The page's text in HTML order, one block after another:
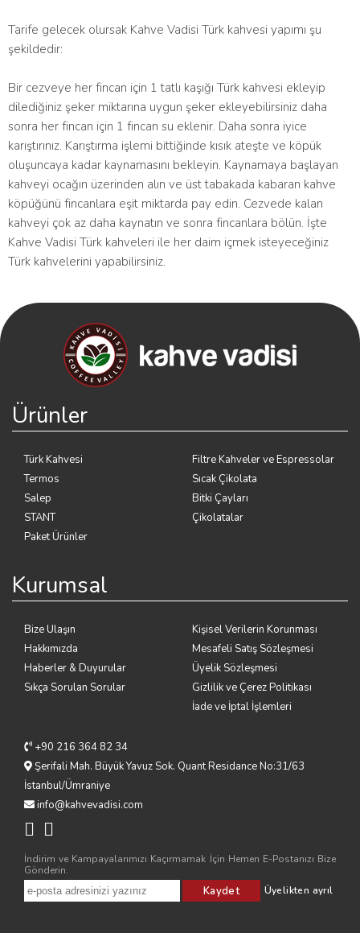
Tarife gelecek olursak Kahve Vadisi Türk kahvesi yapımı şu
şekildedir:
Bir cezveye her fincan için 1 tatlı kaşığı Türk kahvesi ekleyip
dilediğiniz şeker miktarına uygun şeker ekleyebilirsiniz daha
sonra her fincan için 1 fincan su eklenir. Daha sonra iyice
karıştırınız. Karıştırma işlemi bittiğinde kısık ateşte ve köpük
oluşuncaya kadar kaynamasını bekleyin. Kaynamaya başlayan
kahveyi ocağın üzerinden alın ve üst tabakada kabaran kahve
köpüğünü fincanlara eşit miktarda pay edin. Cezvede kalan
kahveyi çok az daha kaynatın ve sonra fincanlara bölün. İşte
Kahve Vadisi Türk kahveleri ile her daim içmek isteyeceğiniz
Türk kahvelerini yapabilirsiniz.
Ürünler
Türk Kahvesi
Termos
Salep
STANT
Paket Ürünler
Filtre Kahveler ve Espressolar
Sıcak Çikolata
Bitki Çayları
Çikolatalar
Kurumsal
Bize Ulaşın
Hakkımızda
Haberler & Duyurular
Sıkça Sorulan Sorular
Kişisel Verilerin Korunması
Mesafeli Satış Sözleşmesi
Üyelik Sözleşmesi
Gizlilik ve Çerez Politikası
İade ve İptal İşlemleri
+90 216 364 82 34
Şerifali Mah. Büyük Yavuz Sok. Quant Residance No:31/63
İstanbul/Ümraniye
info@kahvevadisi.com
İndirim ve Kampayalarımızı Kaçırmamak İçin Hemen E-Postanızı Bize
Gönderin.
Kaydet Üyelikten ayrıl